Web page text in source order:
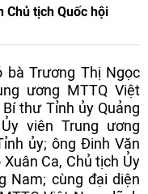
Chủ tịch Quốc hội
bà Trương Thị Ngọc
ương MTTQ Việt
thư Tỉnh ủy Quảng
viên Trung ương
ủy; ông Đinh Văn
Ca, Chủ tịch Ủy
Nam; cùng đại diện